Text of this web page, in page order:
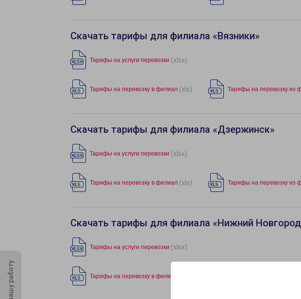
Скачать тарифы для филиала «Вязники»
Тарифы на услуги перевозки (xlsx)
Тарифы на перевозку в филиал (xls) Тарифы на перевозку из
Скачать тарифы для филиала «Дзержинск»
Тарифы на услуги перевозки (xlsx)
Тарифы на перевозку в филиал (xls) Тарифы на перевозку из
Скачать тарифы для филиала «Нижний
Тарифы на услуги перевозки (xlsx)
Тарифы на перевозку в филиал